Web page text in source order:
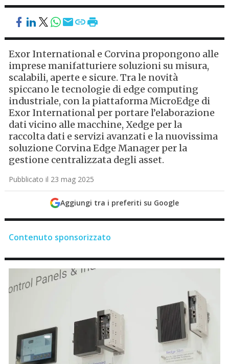
Exor International e Corvina propongono alle
imprese manifatturiere soluzioni su misura,
scalabili, aperte e sicure. Tra le novità
spiccano le tecnologie di edge computing
industriale, con la piattaforma MicroEdge di
Exor International per portare l’elaborazione
dati vicino alle macchine, Xedge per la
raccolta dati e servizi avanzati e la nuovissima
soluzione Corvina Edge Manager per la
gestione centralizzata degli asset.
Pubblicato il 23 mag 2025
Aggiungi tra i preferiti su Google
Contenuto sponsorizzato